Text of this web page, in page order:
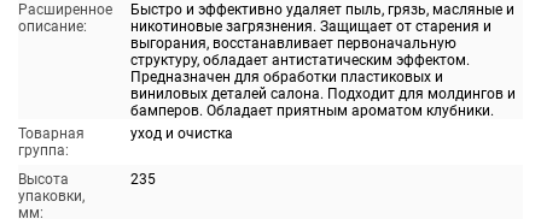
Расширенное
описание:
Быстро и эффективно удаляет пыль, грязь, масляные и
никотиновые загрязнения. Защищает от старения и
выгорания, восстанавливает первоначальную
структуру, обладает антистатическим эффектом.
Предназначен для обработки пластиковых и
виниловых деталей салона. Подходит для молдингов и
бамперов. Обладает приятным ароматом клубники.
Товарная
группа:
уход и очистка
Высота
упаковки,
мм:
235